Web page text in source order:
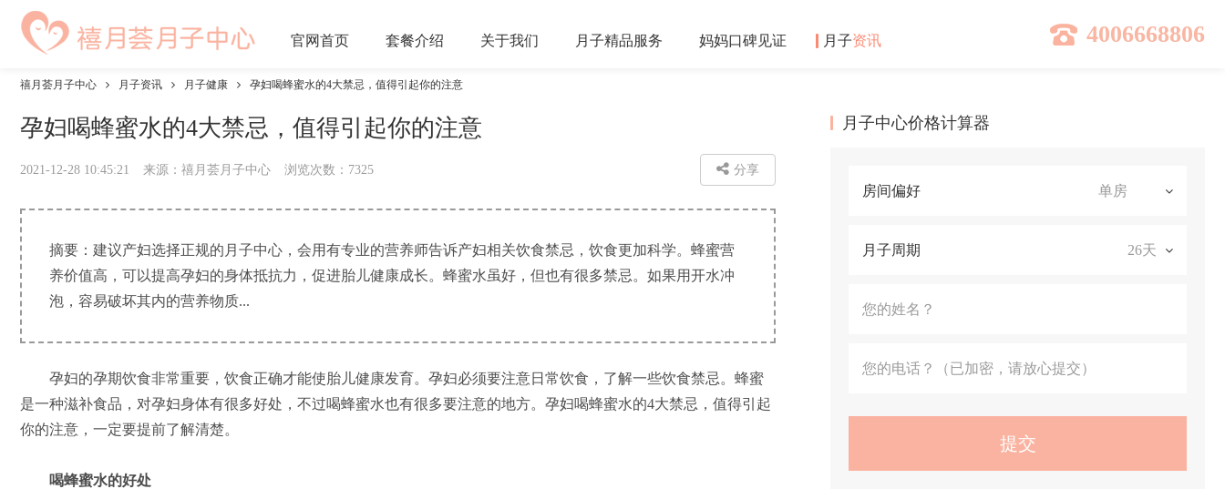
官网首页 套餐介绍 关于我们 月子精品服务 妈妈口碑见证 月子资讯 4006668806
禧月荟月子中心 月子资讯 月子健康 孕妇喝蜂蜜水的4大禁忌，值得引起你的注意
孕妇喝蜂蜜水的4大禁忌，值得引起你的注意
2021-12-28 10:45:21 来源：禧月荟月子中心 浏览次数： 7325 分享
摘要：建议产妇选择正规的月子中心，会用有专业的营养师告诉产妇相关饮食禁忌，饮食更加科学。蜂蜜营
养价值高，可以提高孕妇的身体抵抗力，促进胎儿健康成长。蜂蜜水虽好，但也有很多禁忌。如果用开水冲
泡，容易破坏其内的营养物质...
孕妇的孕期饮食非常重要，饮食正确才能使胎儿健康发育。孕妇必须要注意日常饮食，了解一些饮食禁忌。蜂蜜
是一种滋补食品，对孕妇身体有很多好处，不过喝蜂蜜水也有很多要注意的地方。孕妇喝蜂蜜水的4大禁忌，值得引起
你的注意，一定要提前了解清楚。
喝蜂蜜水的好处
月子中心价格计算器
房间偏好
月子周期